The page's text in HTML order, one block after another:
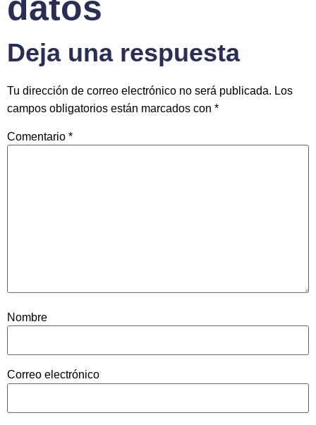
Deja una respuesta
Tu dirección de correo electrónico no será publicada. Los
campos obligatorios están marcados con *
Comentario *
Nombre
Correo electrónico